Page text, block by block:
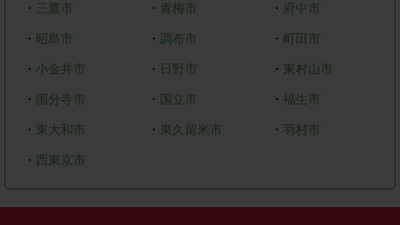
・ 三鷹市 ・ 青梅市 ・ 府中市
・ 昭島市 ・ 調布市 ・ 町田市
・ 小金井市 ・ 日野市 ・ 東村山市
・ 国分寺市 ・ 国立市 ・ 福生市
・ 東大和市 ・ 東久留米市 ・羽村市
・ 西東京市